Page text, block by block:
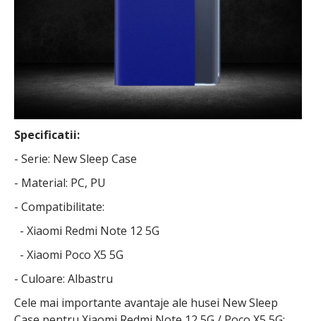
Specificatii:
- Serie: New Sleep Case
- Material: PC, PU
- Compatibilitate:
- Xiaomi Redmi Note 12 5G
- Xiaomi Poco X5 5G
- Culoare: Albastru
Cele mai importante avantaje ale husei New Sleep